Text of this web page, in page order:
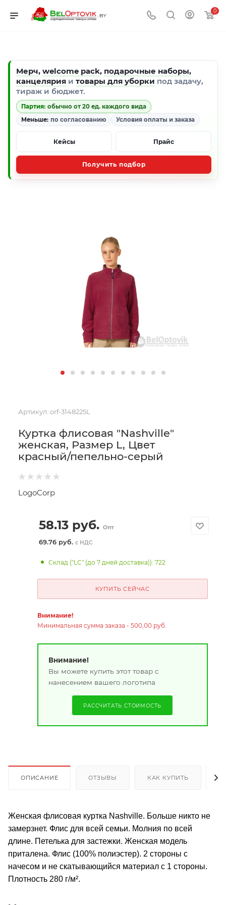
0
Мерч, welcome pack, подарочные наборы,
канцелярия и товары для уборки под задачу,
тираж и бюджет.
Партия: обычно от 20 ед. каждого вида
Меньше: по согласованию Условия оплаты и заказа
Кейсы Прайс
Получить подбор
Артикул: orf-3148225L
Куртка флисовая "Nashville"
женская, Размер L, Цвет
красный/пепельно-серый
LogoCorp
58.13руб. Опт
69.76 руб. с НДС
Склад ("LC" (до 7 дней доставка)): 722
КУПИТЬ СЕЙЧАС
Внимание!
Минимальная сумма заказа - 500,00 руб.
Внимание!
Вы можете купить этот товар с
нанесением вашего логотипа
РАССЧИТАТЬ СТОИМОСТЬ
ОПИСАНИЕ ОТЗЫВЫ КАК КУПИТЬ
Женская флисовая куртка Nashville. Больше никто не
замерзнет. Флис для всей семьи. Молния по всей
длине. Петелька для застежки. Женская модель
приталена. Флис (100% полиэстер). 2 стороны с
начесом и не скатывающийся материал с 1 стороны.
Плотность 280 г/м².